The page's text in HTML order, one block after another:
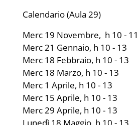
Calendario (Aula 29)
Merc 19 Novembre, h 10 - 11
Merc 21 Gennaio, h 10 - 13
Merc 18 Febbraio, h 10 - 13
Merc 18 Marzo, h 10 - 13
Merc 1 Aprile, h 10 - 13
Merc 15 Aprile, h 10 - 13
Merc 29 Aprile, h 10 - 13
Lunedì 18 Maggio, h 10 - 13